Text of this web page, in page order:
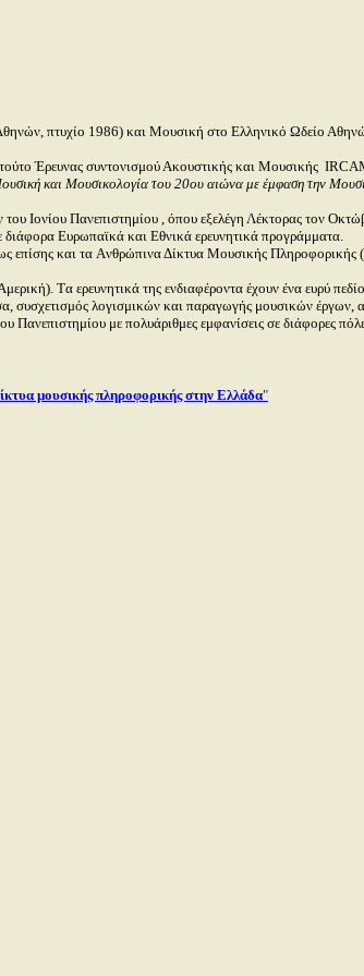
πτυχίο 1986) και Μουσική στο Ελληνικό Ωδείο
Έρευνας συντονισμού Ακουστικής και Μουσικής
και Μουσικολογία του 20ου αιώνα με έμφαση την
Ιονίου Πανεπιστημίου , όπου εξελέγη Λέκτορας τον
Eυρωπαϊκά και Eθνικά ερευνητικά προγράμματα.
επίσης και τα Aνθρώπινα Δίκτυα Mουσικής
Tα ερευνητικά της ενδιαφέροντα έχουν ένα ευρύ
συσχετισμός λογισμικών και παραγωγής μουσικών
με πολυάριθμες εμφανίσεις σε διάφορες
μουσικής πληροφορικής στην Ελλάδα"